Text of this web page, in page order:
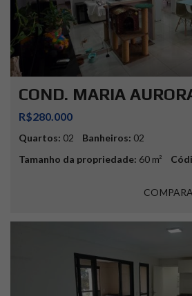
COND. MARIA
R$280.000
Quartos: 02 Banheiros: 02
Tamanho da propriedade: 60 m²